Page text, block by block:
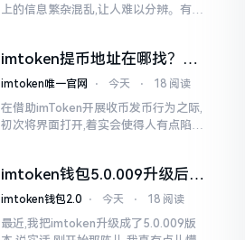
上的信息繁杂混乱,让人难以分辨。有的
imtoken提币地址在哪找？手
把手教你快速查看
imtoken唯一官网 ⋅ 今天 ⋅ 18 阅读
在借助imToken开展收币发币行为之际,
初次将界面打开,着实会使得人有点陷入
imtoken钱包5.0.009升级后咋
用？老用户实测分享
imtoken钱包2.0 ⋅ 今天 ⋅ 18 阅读
最近,我把imtoken升级成了5.0.009版